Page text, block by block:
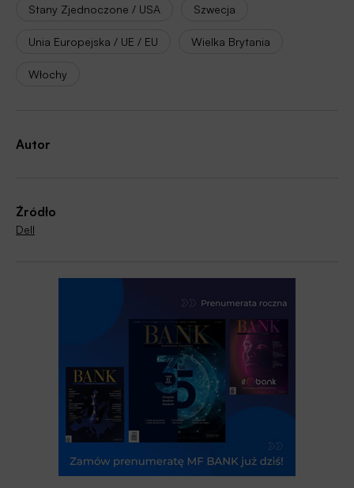
Stany Zjednoczone / USA Szwecja
Unia Europejska / UE / EU Wielka Brytania
Włochy
Autor
Źródło
Dell